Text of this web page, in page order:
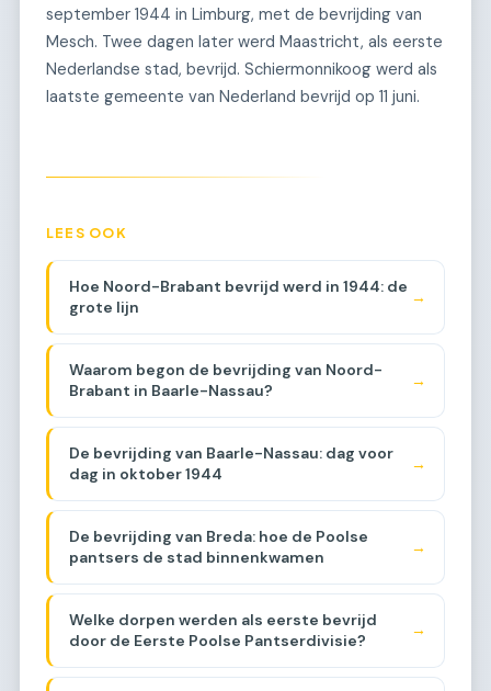
september 1944 in Limburg, met de bevrijding van
Mesch. Twee dagen later werd Maastricht, als eerste
Nederlandse stad, bevrijd. Schiermonnikoog werd als
laatste gemeente van Nederland bevrijd op 11 juni.
LEES OOK
Hoe Noord-Brabant bevrijd werd in 1944: de
grote lijn
→
Waarom begon de bevrijding van Noord-
Brabant in Baarle-Nassau?
→
De bevrijding van Baarle-Nassau: dag voor
dag in oktober 1944
→
De bevrijding van Breda: hoe de Poolse
pantsers de stad binnenkwamen
→
Welke dorpen werden als eerste bevrijd
door de Eerste Poolse Pantserdivisie?
→